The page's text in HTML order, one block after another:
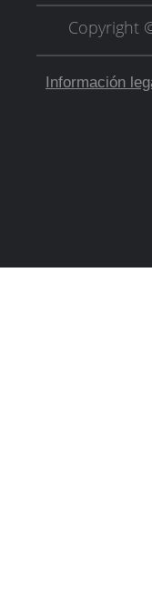
Copyright
Información